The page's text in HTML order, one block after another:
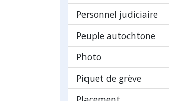
Personnel judiciaire
Peuple autochtone
Photo
Piquet de grève